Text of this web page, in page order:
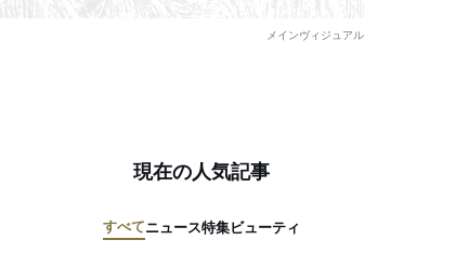
メインヴィジュアル
現在の人気記事
すべてニュース特集ビューティ